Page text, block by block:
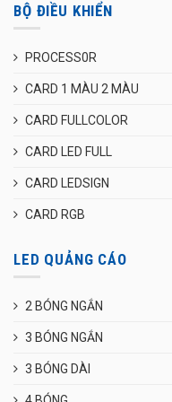
BỘ ĐIỀU KHIỂN
PROCESS0R
CARD 1 MÀU 2 MÀU
CARD FULLCOLOR
CARD LED FULL
CARD LEDSIGN
CARD RGB
LED QUẢNG CÁO
2 BÓNG NGẮN
3 BÓNG NGẮN
3 BÓNG DÀI